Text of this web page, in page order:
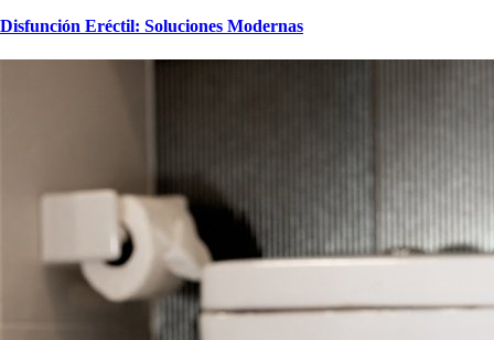
Disfunción Eréctil: Soluciones Modernas